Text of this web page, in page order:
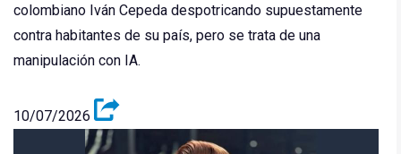
colombiano Iván Cepeda despotricando supuestamente
contra habitantes de su país, pero se trata de una
manipulación con IA.
10/07/2026